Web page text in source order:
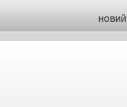
НОВИЙ